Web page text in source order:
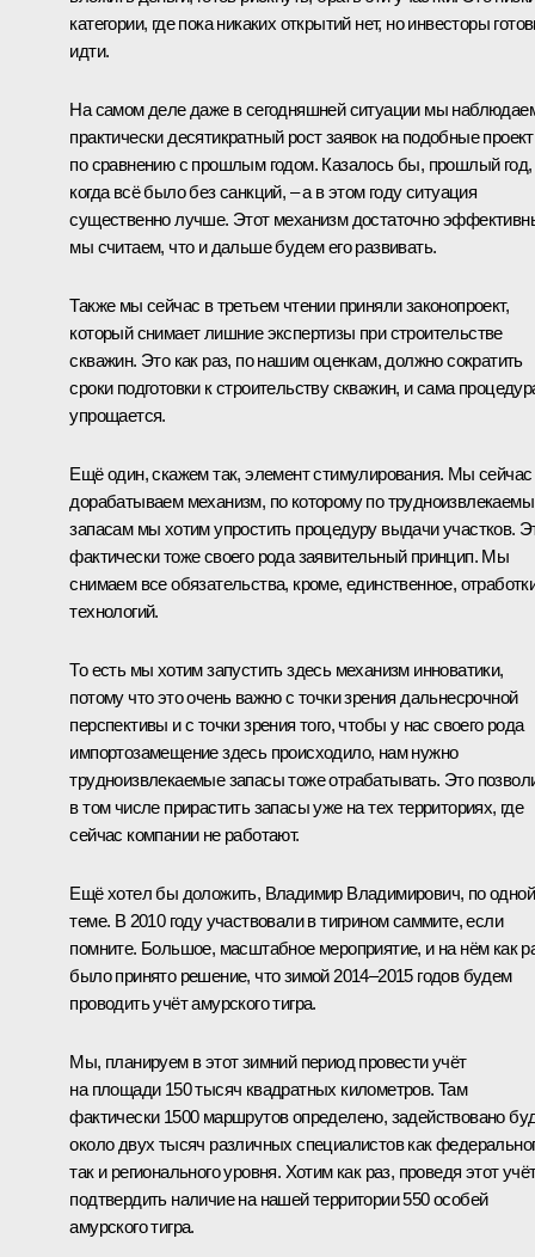
категории, где пока никаких открытий нет, но инвесторы
идти.
На самом деле даже в сегодняшней ситуации мы
практически десятикратный рост заявок на подобные
по сравнению с прошлым годом. Казалось бы, прошлый год,
когда всё было без санкций, – а в этом году ситуация
существенно лучше. Этот механизм достаточно
мы считаем, что и дальше будем его развивать.
Также мы сейчас в третьем чтении приняли законопроект,
который снимает лишние экспертизы при строительстве
скважин. Это как раз, по нашим оценкам, должно сократить
сроки подготовки к строительству скважин, и сама
упрощается.
Ещё один, скажем так, элемент стимулирования. Мы сейчас
дорабатываем механизм, по которому по
запасам мы хотим упростить процедуру выдачи участков.
фактически тоже своего рода заявительный принцип. Мы
снимаем все обязательства, кроме, единственное,
технологий.
То есть мы хотим запустить здесь механизм инноватики,
потому что это очень важно с точки зрения дальнесрочной
перспективы и с точки зрения того, чтобы у нас своего рода
импортозамещение здесь происходило, нам нужно
трудноизвлекаемые запасы тоже отрабатывать. Это
в том числе прирастить запасы уже на тех территориях, где
сейчас компании не работают.
Ещё хотел бы доложить, Владимир Владимирович, по одной
теме. В 2010 году участвовали в тигрином саммите, если
помните. Большое, масштабное мероприятие, и на нём как
было принято решение, что зимой 2014–2015 годов будем
проводить учёт амурского тигра.
Мы, планируем в этот зимний период провести учёт
на площади 150 тысяч квадратных километров. Там
фактически 1500 маршрутов определено, задействовано
около двух тысяч различных специалистов как
так и регионального уровня. Хотим как раз, проведя этот
подтвердить наличие на нашей территории 550 особей
амурского тигра.